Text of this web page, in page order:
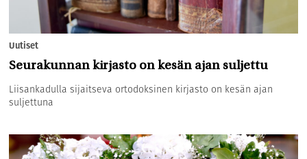
Uutiset
Seurakunnan kirjasto on kesän ajan suljettu
Liisankadulla sijaitseva ortodoksinen kirjasto on kesän ajan
suljettuna